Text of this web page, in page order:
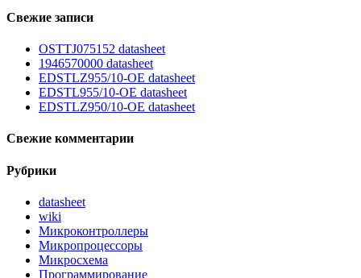
Свежие записи
OSTTJ075152 datasheet
1946570000 datasheet
EDSTLZ955/10-OE datasheet
EDSTL955/10-OE datasheet
EDSTLZ950/10-OE datasheet
Свежие комментарии
Рубрики
datasheet
wiki
Микроконтроллеры
Микропроцессоры
Микросхема
Программирование